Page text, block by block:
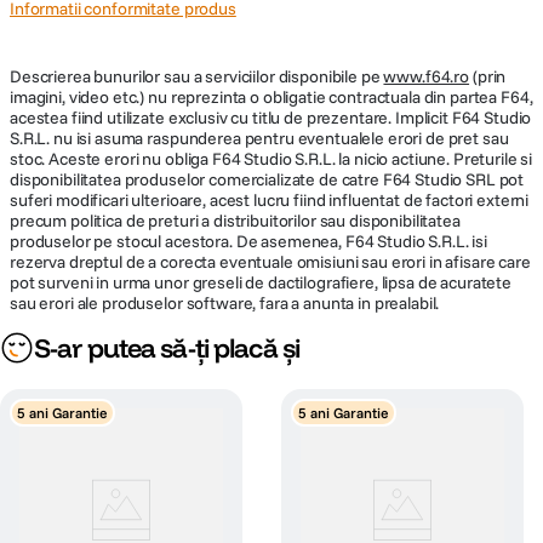
operarea fara sunet.
Puternicul sistem VR
Cand doriti sa tineti pasul cu actiunea, dar si cu lumina, sistemul de
reducere a vibratiilor de la Nikon, care este incorporat in obiectiv va
permite sa utilizati timpi de expunere cu pana la 5 trepte mai lungi. Si
obtineti un avantaj de 5,5 trepte atunci cand utilizati un aparat foto
capta imagini extrem de clare in orice lumina, fara efect de estompare,
chiar si atunci cand fotografiati cu aparatul foto tinut in mana.
Plaja diafragme
teleconvertorul incorporat)
Tip Focalizare Autofocus
Parasolar inclus Da
DIMENSIUNE / GREUTATE:
Diametru
maxim
165 mm
Lungime 437 mm
Cod producator
Informatii conformitate produs
Descrierea bunurilor sau a serviciilor disponibile pewww.f64.ro(prin
imagini, video etc.) nu reprezinta o obligatie contractuala din partea F64,
acestea fiind utilizate exclusiv cu titlu de prezentare. Implicit F64 Studio
S.R.L. nu isi asuma raspunderea pentru eventualele erori de pret sau
stoc. Aceste erori nu obliga F64 Studio S.R.L. la nicio actiune. Preturile si
disponibilitatea produselor comercializate de catre F64 Studio SRL pot
suferi modificari ulterioare, acest lucru fiind influentat de factori externi
precum politica de preturi a distribuitorilor sau disponibilitatea
produselor pe stocul acestora. De asemenea, F64 Studio S.R.L. isi
rezerva dreptul de a corecta eventuale omisiuni sau erori in afisare care
pot surveni in urma unor greseli de dactilografiere, lipsa de acuratete
sau erori ale produselor software, fara a anunta in prealabil.
S-ar putea să-ți placă și
5 ani Garantie 5 ani Garantie